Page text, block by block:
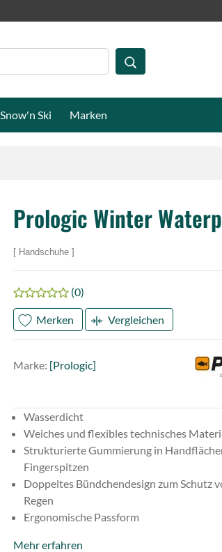
Snow'n Ski Marken
Prologic Winter
Handschuhe
(0)
Merken Vergleichen
Marke: [Prologic]
Wasserdicht
Weiches und flexibles technisches
Strukturierte Gummierung in
Fingerspitzen
Doppeltes Bündchendesign zum Schutz
Regen
Ergonomische Passform
Mehr erfahren